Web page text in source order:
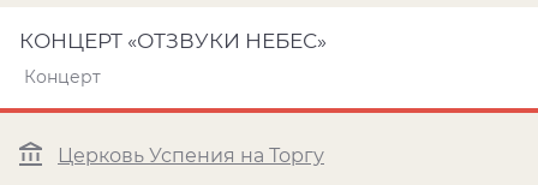
КОНЦЕРТ «ОТЗВУКИ НЕБЕС»
Концерт
Церковь Успения на Торгу